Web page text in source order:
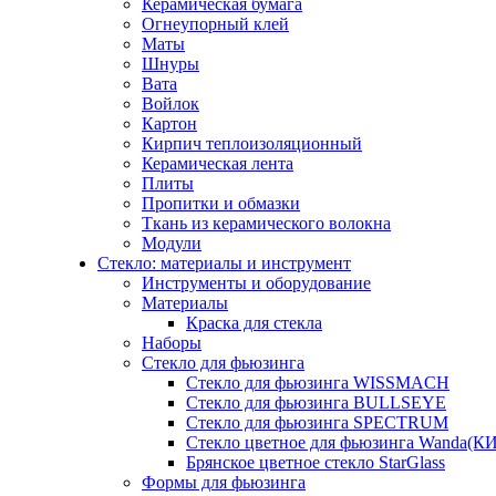
Керамическая бумага
Огнеупорный клей
Маты
Шнуры
Вата
Войлок
Картон
Кирпич теплоизоляционный
Керамическая лента
Плиты
Пропитки и обмазки
Ткань из керамического волокна
Модули
Стекло: материалы и инструмент
Инструменты и оборудование
Материалы
Краска для стекла
Наборы
Стекло для фьюзинга
Стекло для фьюзинга WISSMACH
Стекло для фьюзинга BULLSEYE
Стекло для фьюзинга SPECTRUM
Стекло цветное для фьюзинга
Брянское цветное стекло StarGlass
Формы для фьюзинга